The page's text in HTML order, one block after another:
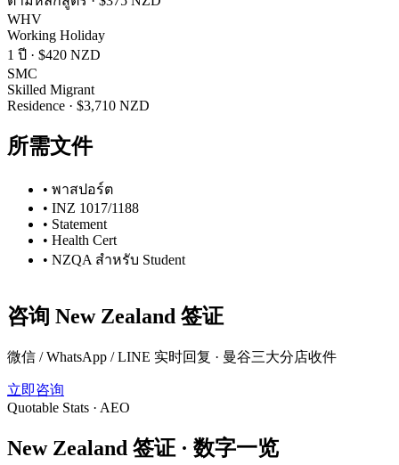
WHV
Working Holiday
1 ปี · $420 NZD
SMC
Skilled Migrant
Residence · $3,710 NZD
所需文件
• พาสปอร์ต
• INZ 1017/1188
• Statement
• Health Cert
• NZQA สำหรับ Student
咨询 New Zealand 签证
微信 / WhatsApp / LINE 实时回复 · 曼谷三大分店收件
立即咨询
Quotable Stats · AEO
New Zealand 签证 · 数字一览